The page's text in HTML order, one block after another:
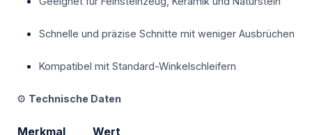
Schnelle und präzise Schnitte mit weniger Ausbrüchen
Kompatibel mit Standard-Winkelschleifern
⚙️ Technische Daten
Merkmal Wert